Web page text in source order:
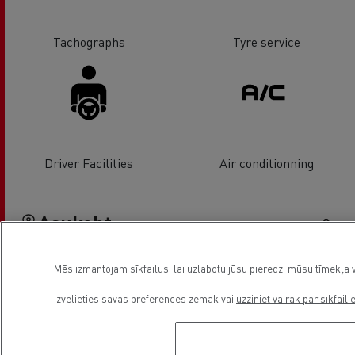
Tachographs Tyre service
Driver Facilities Air conditionning
Asukoht
Mēs izmantojam sīkfailus, lai uzlabotu jūsu pieredzi mūsu
Izvēlieties savas preferences zemāk vai uzziniet vairāk par